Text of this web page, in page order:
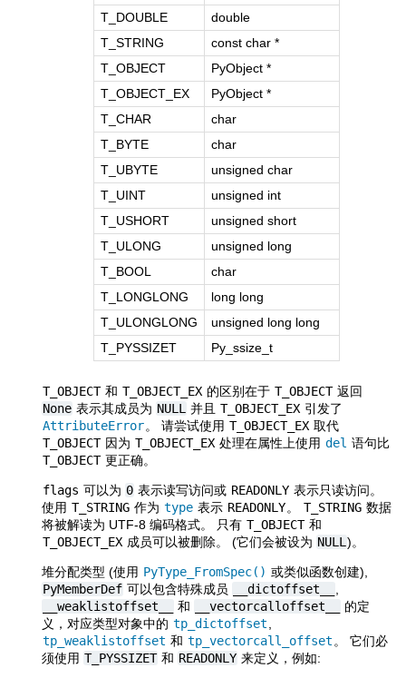
T_DOUBLE
double
T_STRING
const char *
T_OBJECT
PyObject *
T_OBJECT_EX
PyObject *
T_CHAR
char
T_BYTE
char
T_UBYTE
unsigned char
T_UINT
unsigned int
T_USHORT
unsigned short
T_ULONG
unsigned long
T_BOOL
char
T_LONGLONG
long long
T_ULONGLONG
unsigned long long
T_PYSSIZET
Py_ssize_t
T_OBJECT 和 T_OBJECT_EX 的区别在于 T_OBJECT 返回
None 表示其成员为 NULL 并且 T_OBJECT_EX 引发了
AttributeError。 请尝试使用 T_OBJECT_EX 取代
T_OBJECT 因为 T_OBJECT_EX 处理在属性上使用 del 语句比
T_OBJECT 更正确。
flags 可以为 0 表示读写访问或 READONLY 表示只读访问。
使用 T_STRING 作为 type 表示 READONLY。 T_STRING 数据
将被解读为 UTF-8 编码格式。 只有 T_OBJECT 和
T_OBJECT_EX 成员可以被删除。 (它们会被设为 NULL )。
堆分配类型 (使用 PyType_FromSpec() 或类似函数创建),
PyMemberDef 可以包含特殊成员 __dictoffset__
__weaklistoffset__
和 __vectorcalloffset__
的定
义，对应类型对象中的 tp_dictoffset
tp_weaklistoffset 和 tp_vectorcall_offset 。 它们必
须使用 T_PYSSIZET 和 READONLY 来定义，例如: